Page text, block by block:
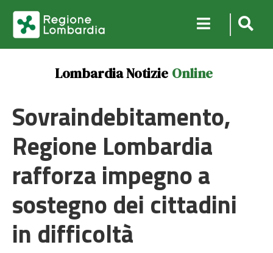
Lombardia Notizie Online
Sovraindebitamento,
Regione Lombardia
rafforza impegno a
sostegno dei cittadini
in difficoltà